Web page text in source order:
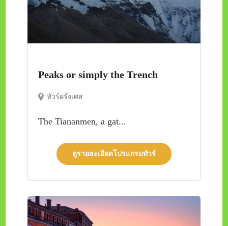
Peaks or simply the Trench
ทัวร์ฝรั่งเศส
The Tiananmen, a gat...
ดูรายละเอียดโปรแกรมทัวร์